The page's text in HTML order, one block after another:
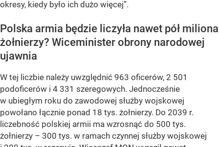
okresy, kiedy było ich dużo więcej”.
Polska armia będzie liczyła nawet pół miliona
żołnierzy? Wiceminister obrony narodowej
ujawnia
W tej liczbie należy uwzględnić 963 oficerów, 2 501
podoficerów i 4 331 szeregowych. Jednocześnie
w ubiegłym roku do zawodowej służby wojskowej
powołano łącznie ponad 18 tys. żołnierzy. Do 2039 r.
liczebność polskiej armii ma wzrosnąć do 500 tys.
żołnierzy – 300 tys. w ramach czynnej służby wojskowej